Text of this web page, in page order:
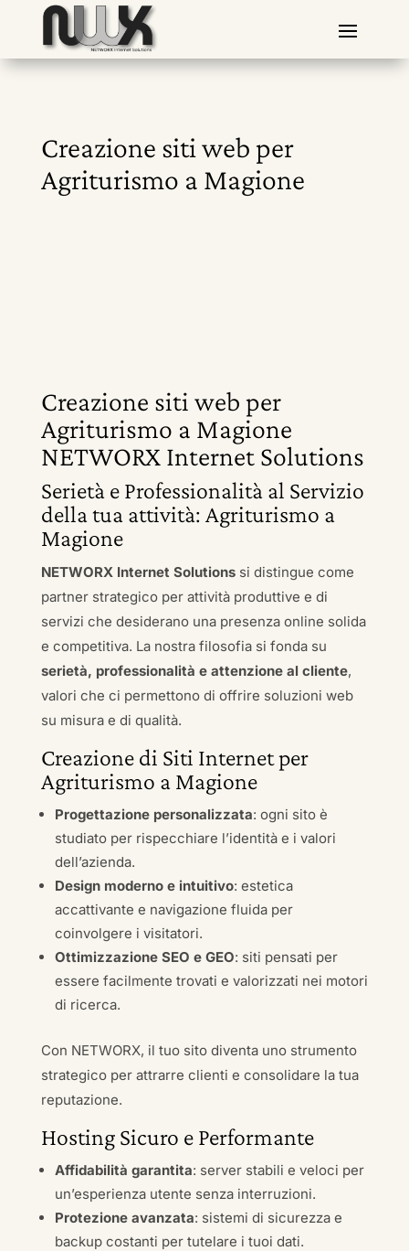
Creazione siti web per
Agriturismo a Magione
Creazione siti web per
Agriturismo a Magione
NETWORX Internet Solutions
Serietà e Professionalità al Servizio
della tua attività: Agriturismo a
Magione
NETWORX Internet Solutionssi distingue come
partner strategico per attività produttive e di
servizi che desiderano una presenza online solida
e competitiva. La nostra filosofia si fonda su
serietà, professionalità e attenzione al cliente,
valori che ci permettono di offrire soluzioni web
su misura e di qualità.
Creazione di Siti Internet per
Agriturismo a Magione
Progettazione personalizzata: ogni sito è
studiato per rispecchiare l’identità e i valori
dell’azienda.
Design moderno e intuitivo: estetica
accattivante e navigazione fluida per
coinvolgere i visitatori.
Ottimizzazione SEO e GEO: siti pensati per
essere facilmente trovati e valorizzati nei motori
di ricerca.
Con NETWORX, il tuo sito diventa uno strumento
strategico per attrarre clienti e consolidare la tua
reputazione.
Hosting Sicuro e Performante
Affidabilità garantita: server stabili e veloci per
un’esperienza utente senza interruzioni.
Protezione avanzata: sistemi di sicurezza e
backup costanti per tutelare i tuoi dati.